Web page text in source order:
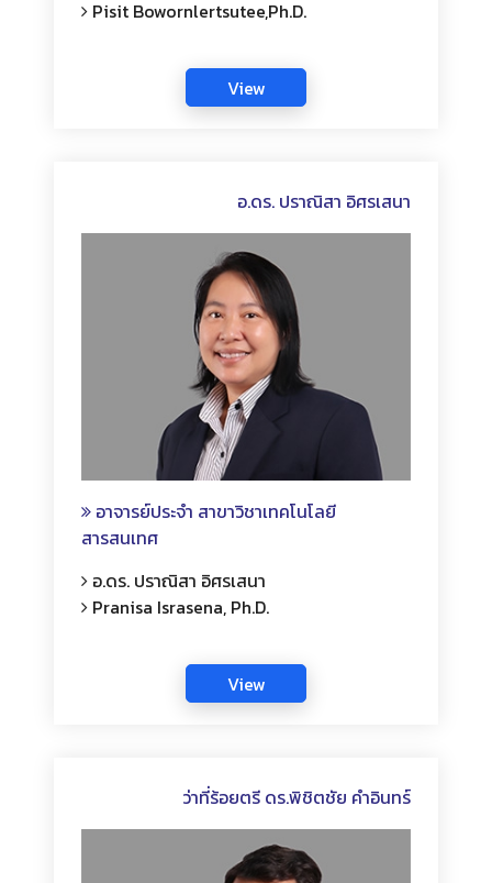
Pisit Bowornlertsutee,Ph.D.
อ.ดร. ปราณิสา อิศรเสนา
อาจารย์ประจำ สาขาวิชาเทคโนโลยี
สารสนเทศ
อ.ดร. ปราณิสา อิศรเสนา
Pranisa Israsena, Ph.D.
ว่าที่ร้อยตรี ดร.พิชิตชัย คำอินทร์